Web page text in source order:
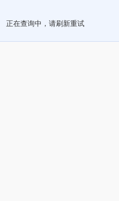
正在查询中，请刷新重试